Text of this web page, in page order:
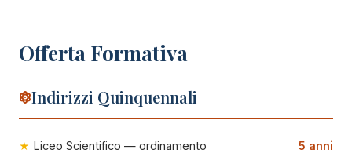
Offerta Formativa
Indirizzi Quinquennali
Liceo Scientifico — ordinamento 5 anni